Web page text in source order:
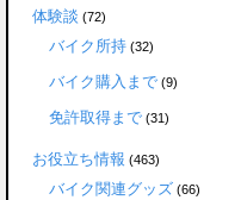
体験談 (72)
バイク所持 (32)
バイク購入まで (9)
免許取得まで (31)
お役立ち情報 (463)
バイク関連グッズ (66)